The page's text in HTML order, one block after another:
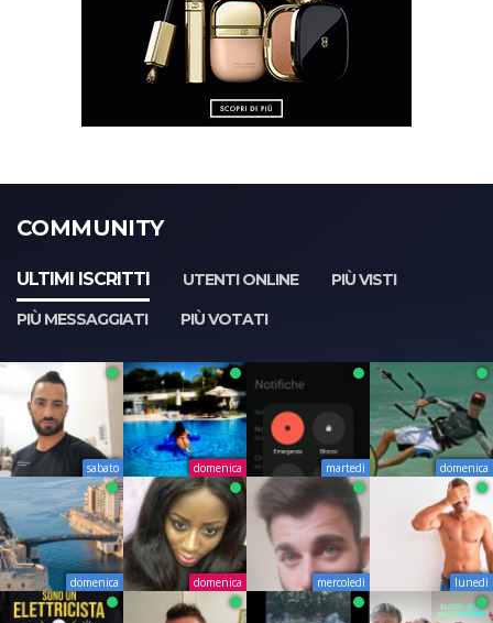
COMMUNITY
ULTIMI ISCRITTI UTENTI ONLINE
PIÙ VISTI
PIÙ MESSAGGIATI
PIÙ VOTATI
sabato domenica martedì domenica
domenica domenica mercoledì lunedì